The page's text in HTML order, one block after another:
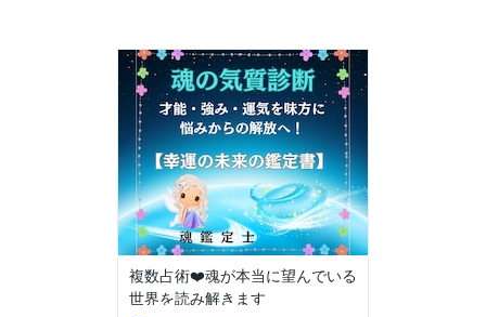
複数占術❤️魂が本当に望んでいる
世界を読み解きます